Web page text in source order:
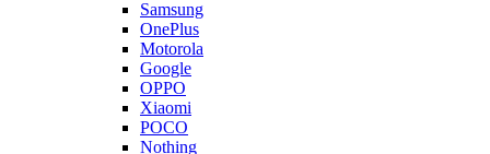
Samsung
OnePlus
Motorola
Google
OPPO
Xiaomi
POCO
Nothing